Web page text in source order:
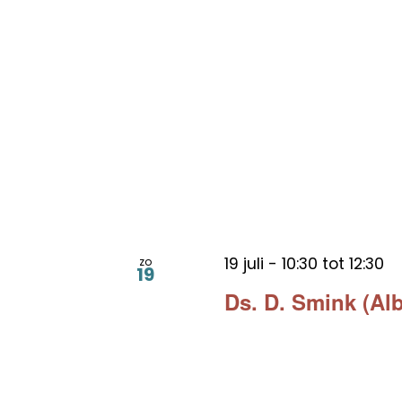
zo
19
Ds. D. Smink
19 juli - 10:30 tot 12:30